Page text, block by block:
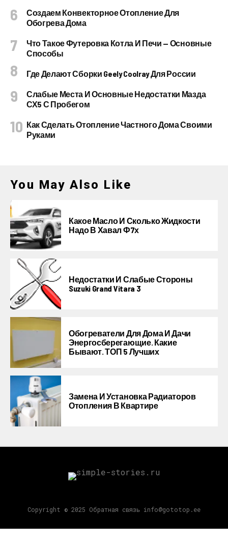
Создаем Конвекторное Отопление Для
Обогрева Дома
Что Такое Футеровка Котла И Печи — Основные
Способы
Где Делают Сборки Geely Coolray Для России
Слабые Места И Основные Недостатки Мазда
СХ5 С Пробегом
Как Сделать Отопление Частного Дома Своими
Руками
You May Also Like
Какое Масло И Сколько Жидкости
Надо В Хавал Ф7х
Недостатки И Слабые Стороны
Suzuki Grand Vitara 3
Обогреватели Для Дома И Дачи
Энергосберегающие. Какие
Бывают. ТОП 5 Лучших
Замена И Установка Радиаторов
Отопления В Квартире
Copyright © 2025 Обратная связь info@gototop.ee